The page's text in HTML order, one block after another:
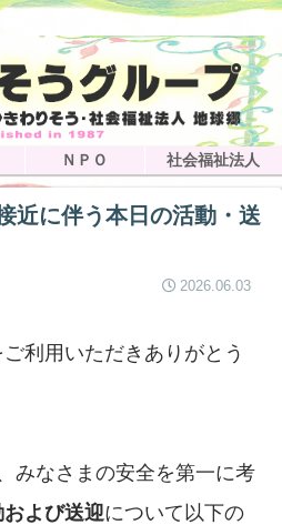
ＮＰＯ 社会福祉法人
近に伴う本日の活動・送
2026.06.03
利用いただきありがとう
みなさまの安全を第一に考
よび送迎について以下の